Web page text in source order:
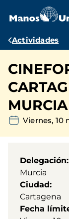
contenido
Ruta
Actividades
MURCIA
Viernes, 10
Delegación
Murcia
Ciudad
Cartagena
Fecha